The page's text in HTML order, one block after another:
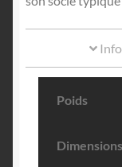
Poids
Dimensions